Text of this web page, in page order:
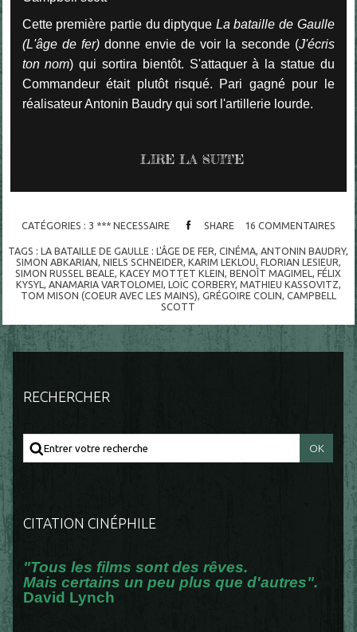
Cette première partie du diptyque La bataille de Gaulle
(L'âge de fer)donne envie de voir la seconde (J'écris
ton nom) qui sortira bientôt. S'attaquer à la statue du
Commandeur était plutôt risqué. Pari gagné pour le
réalisateur Antonin Baudry qui sort l'artillerie lourde.
LIRE LA SUITE
CATÉGORIES : 3 *** NECESSAIRE SHARE 16 COMMENTAIRES
TAGS :LA BATAILLE DE GAULLE : L'ÂGE DE FER,CINÉMA,ANTONIN BAUDRY,
SIMON ABKARIAN, NIELS SCHNEIDER, KARIM LEKLOU, FLORIAN LESIEUR,
SIMON RUSSEL BEALE,KACEY MOTTET KLEIN,BENOÎT MAGIMEL,FÉLIX
KYSYL , ANAMARIA VARTOLOMEI, LOÏC CORBERY, MATHIEU KASSOVITZ,
TOM MISON (COEUR AVEC LES MAINS), GRÉGOIRE COLIN, CAMPBELL
SCOTT
RECHERCHER
CITATION CINÉPHILE
"Tous les films sont des rêves.
Mais certains un peu plus que d'autres".
David Lynch